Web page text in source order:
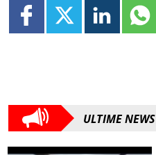
ULTIME NEWS